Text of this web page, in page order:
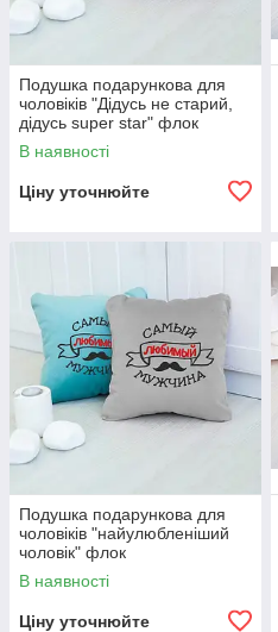
Подушка подарункова для
чоловіків "Дідусь не старий,
дідусь super star" флок
В наявності
Ціну уточнюйте
Подушка подарункова для
чоловіків "найулюбленіший
чоловік" флок
В наявності
Ціну уточнюйте